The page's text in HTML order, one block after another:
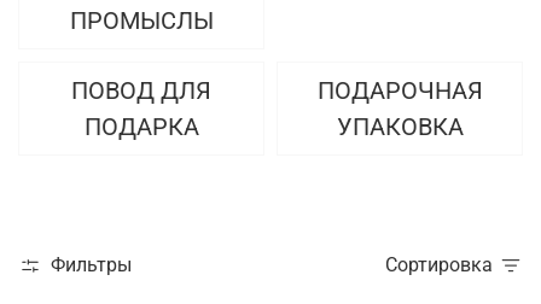
ПРОМЫСЛЫ
ПОВОД ДЛЯ
ПОДАРКА
ПОДАРОЧНАЯ
УПАКОВКА
Фильтры Сортировка